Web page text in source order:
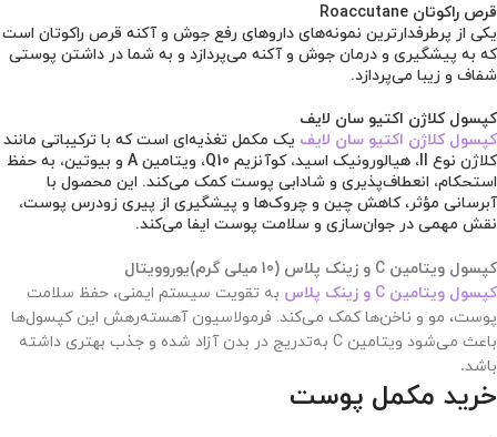
قرص راکوتان Roaccutane
یکی از پرطرفدارترین نمونه‌های داروهای رفع جوش و آکنه قرص راکوتان است
که به پیشگیری و درمان جوش و آکنه می‌پردازد و به شما در داشتن پوستی
شفاف و زیبا می‌پردازد.
کپسول کلاژن اکتیو سان لایف
کپسول کلاژن اکتیو سان لایف یک مکمل تغذیه‌ای است که با ترکیباتی مانند
کلاژن نوع II، هیالورونیک اسید، کوآنزیم Q10، ویتامین A و بیوتین، به حفظ
استحکام، انعطاف‌پذیری و شادابی پوست کمک می‌کند. این محصول با
آبرسانی مؤثر، کاهش چین و چروک‌ها و پیشگیری از پیری زودرس پوست،
نقش مهمی در جوان‌سازی و سلامت پوست ایفا می‌کند.
کپسول ویتامین C و زینک پلاس (10 میلی گرم)یوروویتال
کپسول ویتامین C و زینک پلاس
به تقویت سیستم ایمنی، حفظ سلامت
پوست، مو و ناخن‌ها کمک می‌کند. فرمولاسیون آهسته‌رهش این کپسول‌ها
باعث می‌شود ویتامین C به‌تدریج در بدن آزاد شده و جذب بهتری داشته
باشد.
خرید مکمل پوست